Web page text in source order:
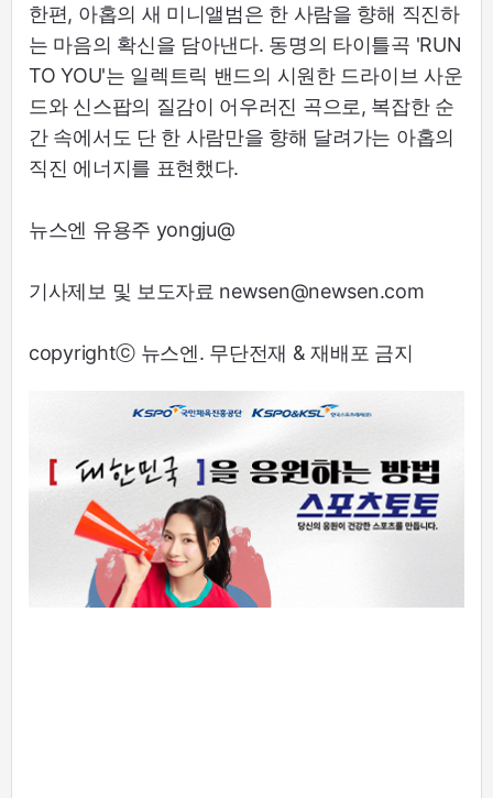
한편, 아홉의 새 미니앨범은 한 사람을 향해 직진하
는 마음의 확신을 담아낸다. 동명의 타이틀곡 'RUN
TO YOU'는 일렉트릭 밴드의 시원한 드라이브 사운
드와 신스팝의 질감이 어우러진 곡으로, 복잡한 순
간 속에서도 단 한 사람만을 향해 달려가는 아홉의
직진 에너지를 표현했다.
뉴스엔 유용주 yongju@
기사제보 및 보도자료 newsen@newsen.com
copyrightⓒ 뉴스엔. 무단전재 & 재배포 금지